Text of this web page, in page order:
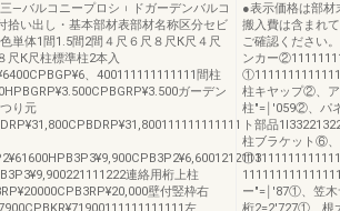
―バルコニープロシ︲ドガーデンバルコ
拾い出し・基本部材表部材名称区分セビ
単体1間1.5間2間４尺６尺８尺К尺４尺
尺К尺柱標準柱2本入
、400111111111111間柱
ガーデン
り元
連絡用桁上柱
壁付竪枠右
●表示価格は部材
搬入費は含まれ
ご確認ください
ンカー
柱キヤップ②、
柱″=￨′059②、
ト部品
柱ブラケット⑥、
ー″=￨′87①、笠